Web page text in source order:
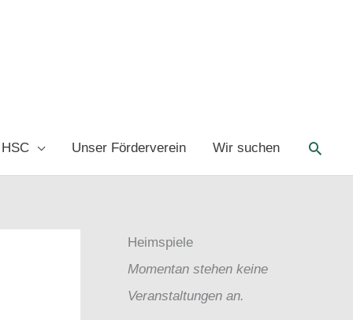
Unser Förderverein Wir suchen
Heimspiele
Momentan stehen keine
Veranstaltungen an.